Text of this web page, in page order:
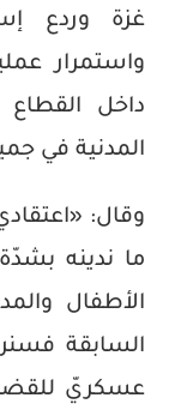
غزة وردع
واستمرار
داخل القطاع
المدنية في
وقال:
ما ندينه
الأطفال
السابقة
عسكريّ